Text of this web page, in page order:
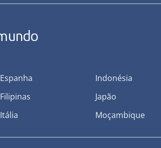
Espanha
Filipinas
Itália
Indonésia
Japão
Moçambique